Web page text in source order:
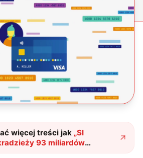
więcej treści jak „SI
93 miliardów